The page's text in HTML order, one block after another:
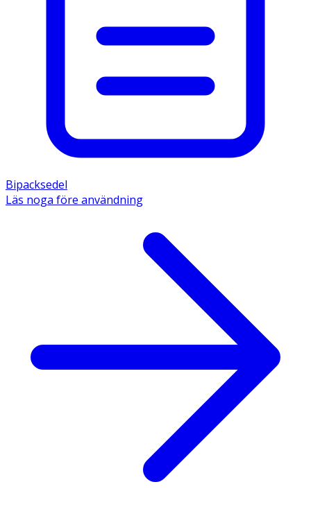
Bipacksedel
Läs noga före användning